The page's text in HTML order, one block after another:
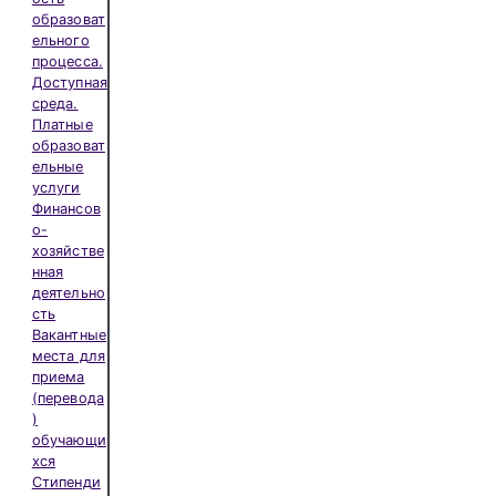
образоват
ельного
процесса.
Доступная
среда.
Платные
образоват
ельные
услуги
Финансов
о-
хозяйстве
нная
деятельно
сть
Вакантные
места для
приема
(перевода
)
обучающи
хся
Стипенди